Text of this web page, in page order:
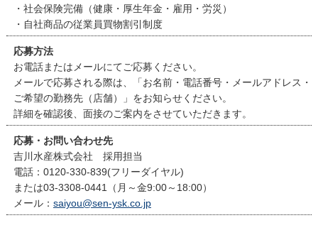
・社会保険完備（健康・厚生年金・雇用・労災）
・自社商品の従業員買物割引制度
応募方法
お電話またはメールにてご応募ください。
メールで応募される際は、「お名前・電話番号・メールアドレス・
ご希望の勤務先（店舗）」をお知らせください。
詳細を確認後、面接のご案内をさせていただきます。
応募・お問い合わせ先
吉川水産株式会社 採用担当
電話：0120-330-839(フリーダイヤル)
または03-3308-0441（月～金9:00～18:00）
メール： saiyou@sen-ysk.co.jp